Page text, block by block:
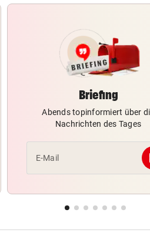
Briefing
Abends topinformiert über
Nachrichten des Tages
E-Mail